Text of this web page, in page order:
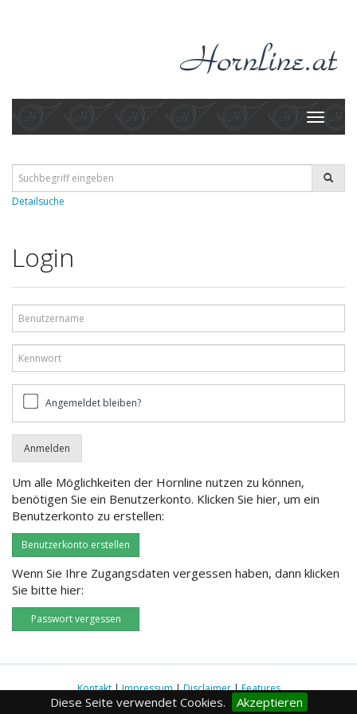
Diese Seite verwendet Cookies. Akzeptieren
Toggle
Detailsuche
Login
bleiben?Angemeldet bleiben?
Um alle Möglichkeiten der Hornline nutzen zu können,
benötigen Sie ein Benutzerkonto. Klicken Sie hier, um ein
Benutzerkonto zu erstellen:
Benutzerkonto erstellen
Wenn Sie Ihre Zugangsdaten vergessen haben, dann klicken
Sie bitte hier:
Passwort vergessen
Kontakt|Impressum|Disclaimer|Features